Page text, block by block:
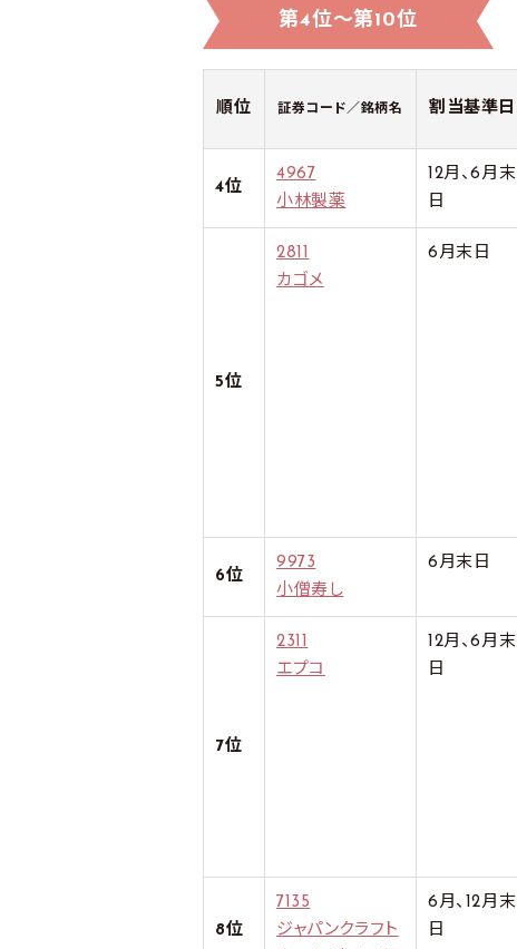
第4位～第10位
順位 証券コード／銘柄名 割当基準日
4位
4967
小林製薬
12月、6月末
日
5位
2811
カゴメ
6月末日
6位
9973
小僧寿し
6月末日
7位
2311
エプコ
12月、6月末
日
8位
7135
ジャパンクラフト
6月、12月末
日